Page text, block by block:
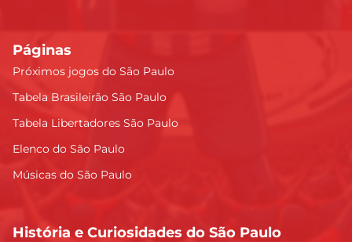
Páginas
Próximos jogos do São Paulo
Tabela Brasileirão São Paulo
Tabela Libertadores São Paulo
Elenco do São Paulo
Músicas do São Paulo
História e Curiosidades do São Paulo